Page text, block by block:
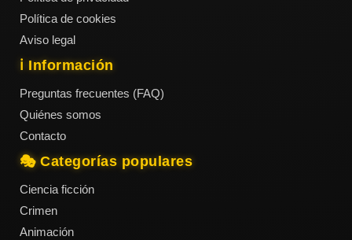
Política de cookies
Aviso legal
ℹ️ Información
Preguntas frecuentes (FAQ)
Quiénes somos
Contacto
🎭 Categorías populares
Ciencia ficción
Crimen
Animación